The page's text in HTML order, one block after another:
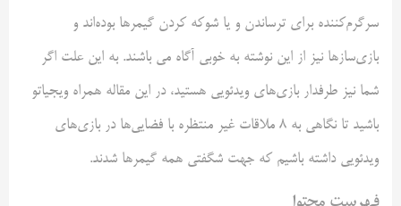
سرگرم‌کننده برای ترساندن و یا شوکه کردن گیمرها بوده‌اند و
بازی‌سازها نیز از این نوشته به خوبی آگاه می باشند. به این علت اگر
شما نیز طرفدار بازی‌های ویدئویی هستید، در این مقاله همراه ویجیاتو
باشید تا نگاهی به ۸ ملاقات غیر منتظره با فضایی‌ها در بازی‌های
ویدئویی داشته باشیم که جهت شگفتی همه گیمرها شدند.
فهرست محتوا